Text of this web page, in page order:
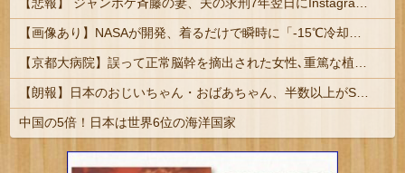
中国の5倍！日本は世界6位の海洋国家